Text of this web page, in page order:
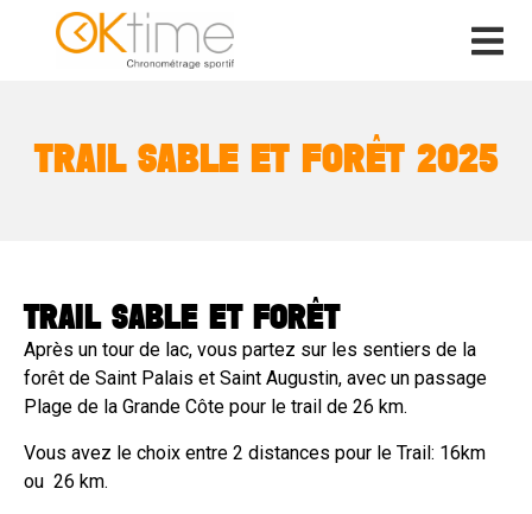
TRAIL SABLE ET FORÊT 2025
TRAIL SABLE ET FORÊT
Après un tour de lac, vous partez sur les sentiers de la
forêt de Saint Palais et Saint Augustin, avec un passage
Plage de la Grande Côte pour le trail de 26 km.
Vous avez le choix entre 2 distances pour le Trail: 16km
ou 26 km.